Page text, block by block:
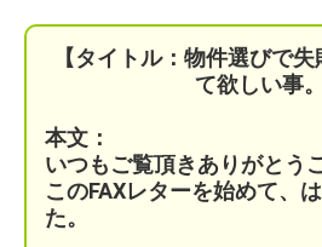
【タイトル：物件選びで
て欲しい事。
本文：
いつもご覧頂きありがとう
このFAXレターを始めて、
た。